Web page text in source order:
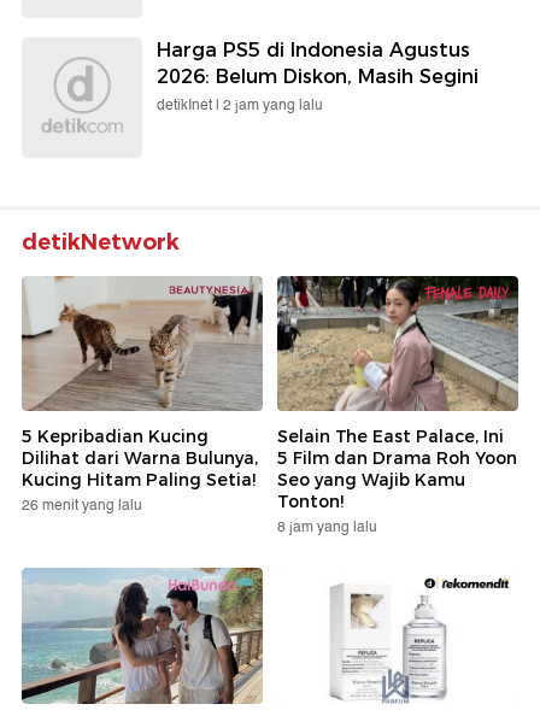
Harga PS5 di Indonesia Agustus
2026: Belum Diskon, Masih Segini
detikInet | 2 jam yang lalu
detikNetwork
5 Kepribadian Kucing
Dilihat dari Warna Bulunya,
Kucing Hitam Paling Setia!
26 menit yang lalu
Selain The East Palace, Ini
5 Film dan Drama Roh Yoon
Seo yang Wajib Kamu
Tonton!
8 jam yang lalu